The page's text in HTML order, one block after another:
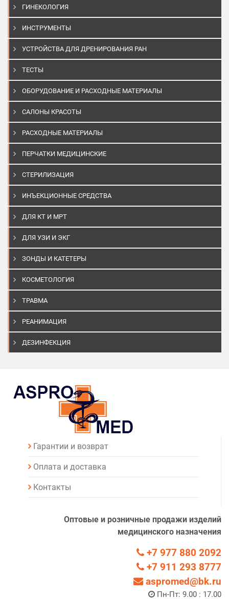
ГИНЕКОЛОГИЯ
ИНСТРУМЕНТЫ
УСТРОЙСТВА ДЛЯ ДРЕНИРОВАНИЯ РАН
ТЕСТЫ
ОБОРУДОВАНИЕ И РАСХОДНЫЕ МАТЕРИАЛЫ
САЛОНЫ КРАСОТЫ
РАСХОДНЫЕ МАТЕРИАЛЫ
ПЕРЧАТКИ МЕДИЦИНСКИЕ
СТЕРИЛИЗАЦИЯ
ИНЪЕКЦИОННЫЕ СРЕДСТВА
ДЛЯ КТ И МРТ
ДЛЯ УЗИ И ЭКГ
ЗОНДЫ И КАТЕТЕРЫ
КОСМЕТОЛОГИЯ
ТРАВМА
РЕАНИМАЦИЯ
ДЕЗИНФЕКЦИЯ
Гарантии и возврат
Оплата и доставка
Контакты
Оптовые и розничные продажи изделий
медицинского назначения
+7 977 880 2092
+7 911 293 8777
aspromed@bk.ru
Пн-Пт: 9.00 : 17.00